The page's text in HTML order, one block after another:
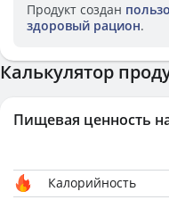
Продукт создан
здоровый рацион.
Калькулятор
Пищевая ценность
Калорийность